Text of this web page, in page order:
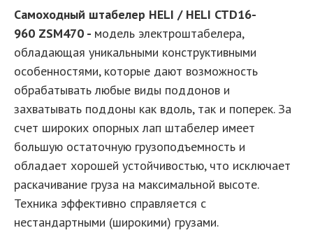
Самоходный штабелер HELI / HELI CTD16-
960 ZSM470 - модель электроштабелера,
обладающая уникальными конструктивными
особенностями, которые дают возможность
обрабатывать любые виды поддонов и
захватывать поддоны как вдоль, так и поперек. За
счет широких опорных лап штабелер имеет
большую остаточную грузоподъемность и
обладает хорошей устойчивостью, что исключает
раскачивание груза на максимальной высоте.
Техника эффективно справляется с
нестандартными (широкими) грузами.